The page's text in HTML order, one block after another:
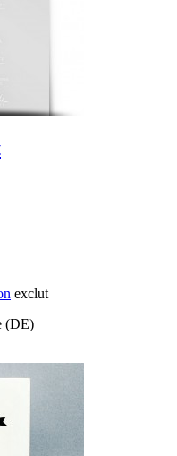
exclut
(DE)